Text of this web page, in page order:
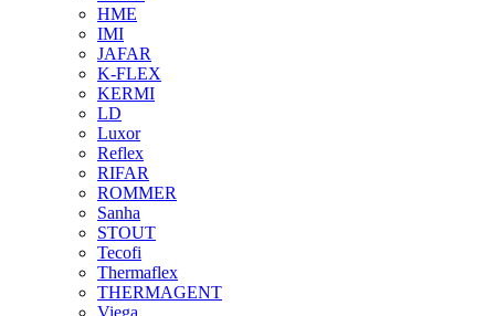
HME
IMI
JAFAR
K-FLEX
KERMI
LD
Luxor
Reflex
RIFAR
ROMMER
Sanha
STOUT
Tecofi
Thermaflex
THERMAGENT
Viega